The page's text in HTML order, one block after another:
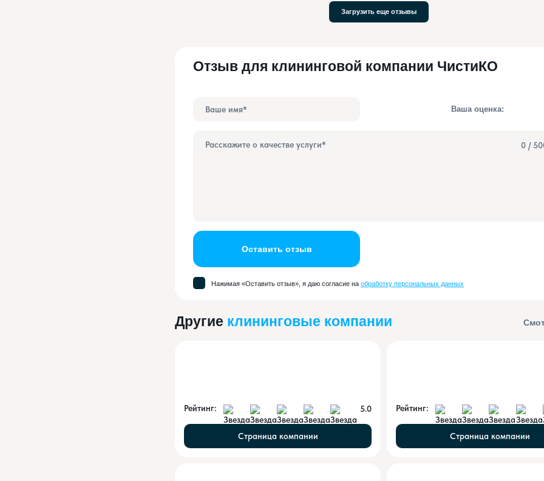
Загрузить еще отзывы
Отзыв для клининговой компании ЧистиКО
Ваша оценка:
0 /
Оставить отзыв
Нажимая «Оставить отзыв», я даю согласие на обработку персональных данных
Другие клининговые компании
Рейтинг: 5.0
Страница компании
Рейтинг:
Страница компании